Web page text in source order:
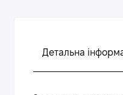
Детальна